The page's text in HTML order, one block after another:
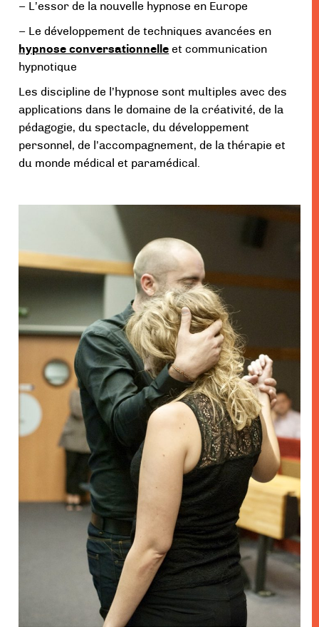
– L’essor de la nouvelle hypnose en Europe
– Le développement de techniques avancées en
hypnose conversationnelle et communication
hypnotique
Les discipline de l’hypnose sont multiples avec des
applications dans le domaine de la créativité, de la
pédagogie, du spectacle, du développement
personnel, de l’accompagnement, de la thérapie et
du monde médical et paramédical.